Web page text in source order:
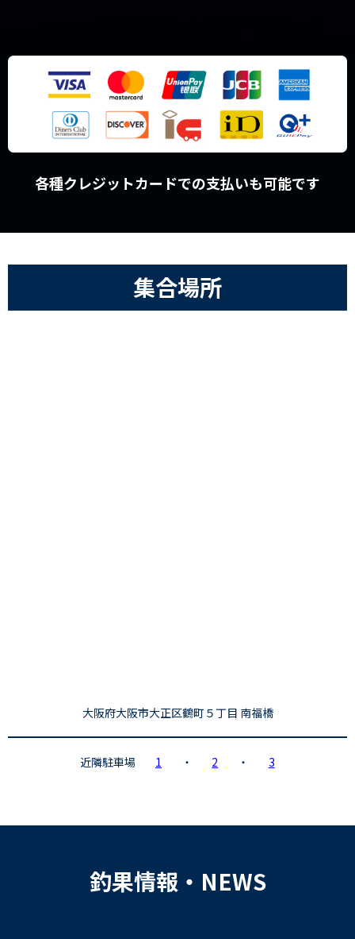
各種クレジットカードでの支払いも可能です
集合場所
大阪府大阪市大正区鶴町５丁目 南福橋
近隣駐車場 1 ・ 2 ・ 3
釣果情報・NEWS